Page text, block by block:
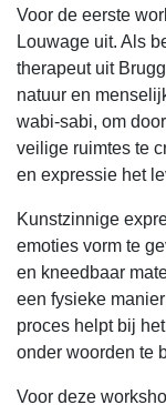
Voor de eerste
Louwage uit. Als
therapeut uit
natuur en
wabi-sabi, om
veilige ruimtes te
en expressie het
Kunstzinnige
emoties vorm te
en kneedbaar
een fysieke
proces helpt bij
onder woorden te
Voor deze